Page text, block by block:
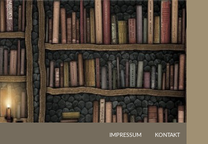
IMPRESSUM KONTAKT